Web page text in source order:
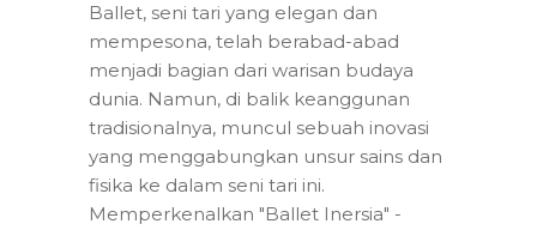
Ballet, seni tari yang elegan dan
mempesona, telah berabad-abad
menjadi bagian dari warisan budaya
dunia. Namun, di balik keanggunan
tradisionalnya, muncul sebuah inovasi
yang menggabungkan unsur sains dan
fisika ke dalam seni tari ini.
Memperkenalkan "Ballet Inersia" -